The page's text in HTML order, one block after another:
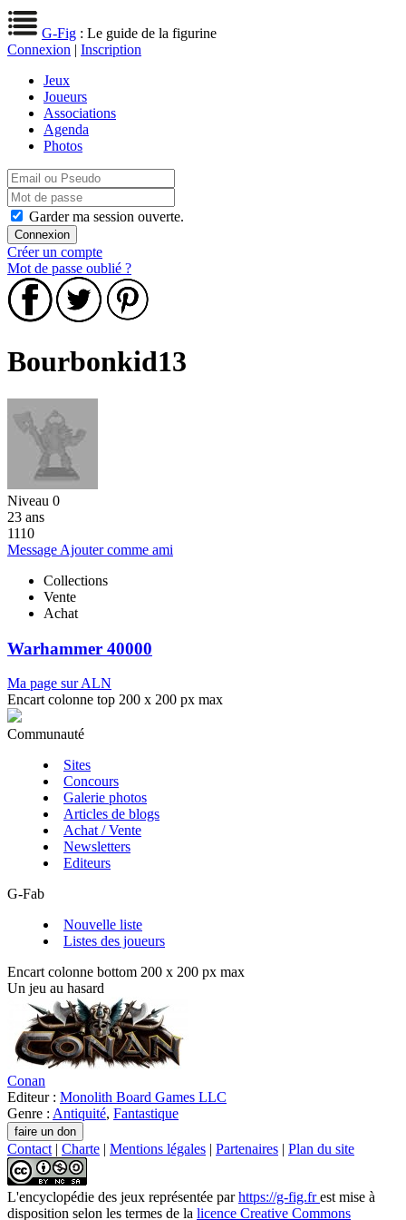
G-Fig : Le guide de la figurine
Connexion | Inscription
Jeux
Joueurs
Associations
Agenda
Photos
Garder ma session ouverte.
Créer un compte
Mot de passe oublié ?
Bourbonkid13
Niveau 0
23 ans
1110
Message Ajouter comme ami
Collections
Vente
Achat
Warhammer 40000
Ma page sur ALN
Encart colonne top 200 x 200 px max
Communauté
Sites
Concours
Galerie photos
Articles de blogs
Achat / Vente
Newsletters
Editeurs
G-Fab
Nouvelle liste
Listes des joueurs
Encart colonne bottom 200 x 200 px max
Un jeu au hasard
Conan
Editeur : Monolith Board Games LLC
Genre : Antiquité, Fantastique
Contact | Charte | Mentions légales | Partenaires | Plan du site
L'encyclopédie des jeux représentée parhttps://g-fig.frest mise à
disposition selon les termes de la licence Creative Commons